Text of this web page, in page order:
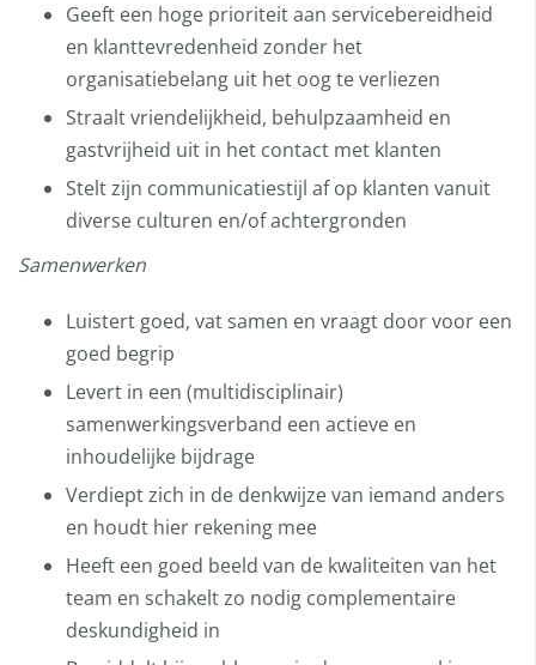
Geeft een hoge prioriteit aan servicebereidheid
en klanttevredenheid zonder het
organisatiebelang uit het oog te verliezen
Straalt vriendelijkheid, behulpzaamheid en
gastvrijheid uit in het contact met klanten
Stelt zijn communicatiestijl af op klanten vanuit
diverse culturen en/of achtergronden
Samenwerken
Luistert goed, vat samen en vraagt door voor een
goed begrip
Levert in een (multidisciplinair)
samenwerkingsverband een actieve en
inhoudelijke bijdrage
Verdiept zich in de denkwijze van iemand anders
en houdt hier rekening mee
Heeft een goed beeld van de kwaliteiten van het
team en schakelt zo nodig complementaire
deskundigheid in